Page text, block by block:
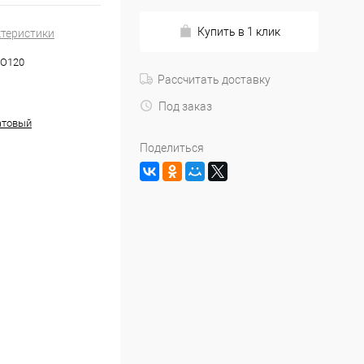
Купить в 1 клик
Рассчитать доставку
Под заказ
Поделиться